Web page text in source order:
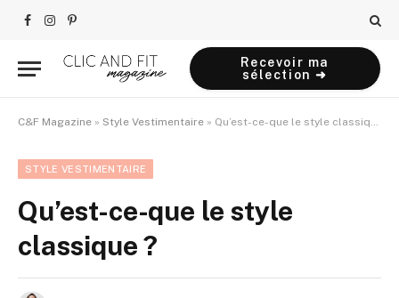
Facebook
Instagram
Pinterest
Recevoir ma
sélection ➜
C&F Magazine » Style Vestimentaire » Qu’est-ce-que le style classique ?
STYLE VESTIMENTAIRE
Qu’est-ce-que le style
classique ?